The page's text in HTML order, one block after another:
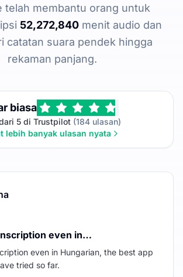
telah membantu orang untuk
52,272,840 menit audio dan
catatan suara pendek hingga
rekaman panjang.
biasa
5 di Trustpilot(184 ulasan)
lebih banyak ulasan nyata
even in…
even in Hungarian, the best app
tried so far.